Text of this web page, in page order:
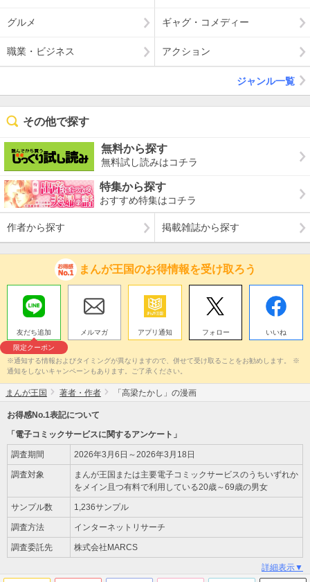
グルメ ギャグ・コメディー
職業・ビジネス アクション
ジャンル一覧
その他で探す
無料から探す
無料試し読みはコチラ
特集から探す
おすすめ特集はコチラ
作者から探す 掲載雑誌から探す
まんが王国のお得情報を受け取ろう
友だち追加
限定クーポン
メルマガ アプリ通知 フォロー いいね
※通知する情報およびタイミングが異なりますので、併せて受け取ることをお勧めします。 ※
通知をしないキャンペーンもあります。ご了承ください。
まんが王国 著者・作者 「高梁たかし」の漫画
お得感No.1表記について
「電子コミックサービスに関するアンケート」
調査期間 2026年3月6日～2026年3月18日
調査対象
まんが王国または主要電子コミックサービスのうちいずれか
をメイン且つ有料で利用している20歳～69歳の男女
サンプル数 1,236サンプル
調査方法 インターネットリサーチ
調査委託先 株式会社MARCS
詳細表示▼